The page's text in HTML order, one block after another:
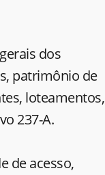
dos
patrimônio de
loteamentos,
237-A.
de acesso,